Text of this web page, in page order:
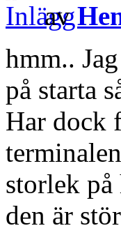
av
hmm..
på starta
Har dock
storlek på
den är